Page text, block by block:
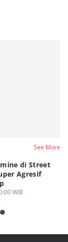
See More
di Street
Agresif
WIB